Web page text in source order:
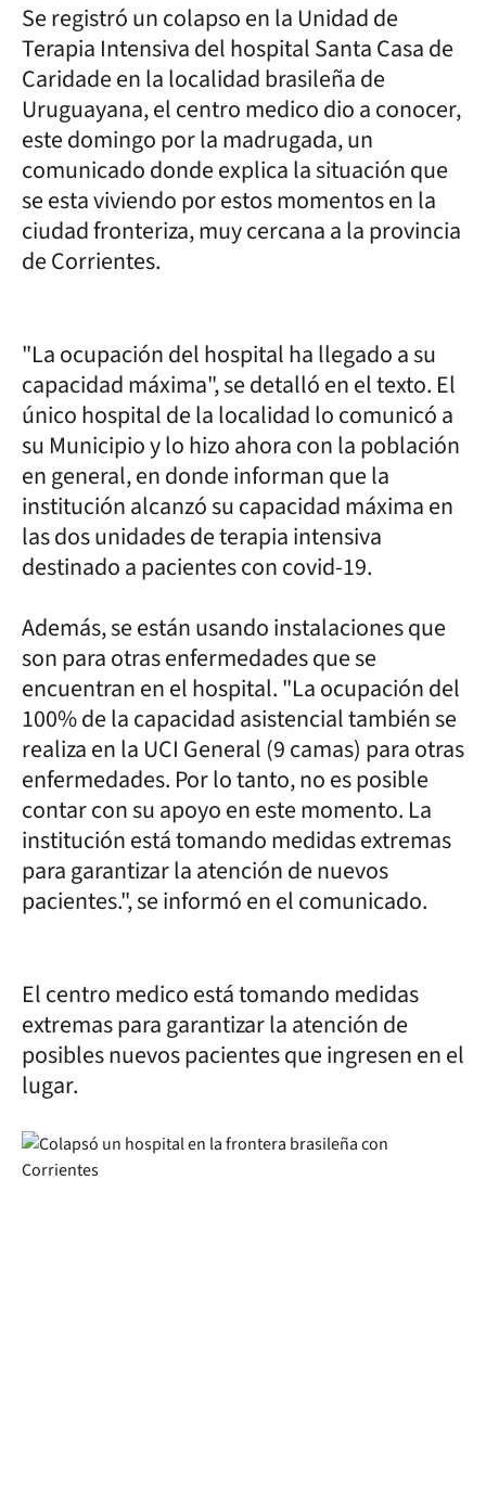
Se registró un colapso en la Unidad de
Terapia Intensiva del hospital Santa Casa de
Caridade en la localidad brasileña de
Uruguayana, el centro medico dio a conocer,
este domingo por la madrugada, un
comunicado donde explica la situación que
se esta viviendo por estos momentos en la
ciudad fronteriza, muy cercana a la provincia
de Corrientes.
"La ocupación del hospital ha llegado a su
capacidad máxima", se detalló en el texto. El
único hospital de la localidad lo comunicó a
su Municipio y lo hizo ahora con la población
en general, en donde informan que la
institución alcanzó su capacidad máxima en
las dos unidades de terapia intensiva
destinado a pacientes con covid-19.
Además, se están usando instalaciones que
son para otras enfermedades que se
encuentran en el hospital. "La ocupación del
100% de la capacidad asistencial también se
realiza en la UCI General (9 camas) para otras
enfermedades. Por lo tanto, no es posible
contar con su apoyo en este momento. La
institución está tomando medidas extremas
para garantizar la atención de nuevos
pacientes.", se informó en el comunicado.
El centro medico está tomando medidas
extremas para garantizar la atención de
posibles nuevos pacientes que ingresen en el
lugar.